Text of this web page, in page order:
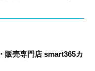
販売専門店 smart365カ